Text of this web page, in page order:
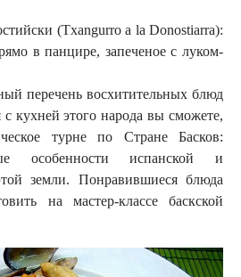
(Txangurro a la Donostiarra):
в панцире, запеченое с луком-
перечень восхитительных блюд
с кухней этого народа вы сможете,
турне по Стране Басков:
особенности испанской и
земли. Понравившиеся блюда
на мастер-классе баскской